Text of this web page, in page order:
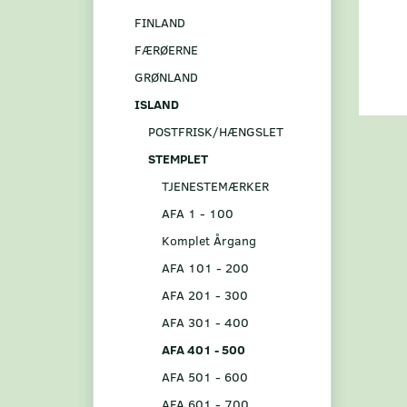
FINLAND
FÆRØERNE
GRØNLAND
ISLAND
POSTFRISK/HÆNGSLET
STEMPLET
TJENESTEMÆRKER
AFA 1 - 100
Komplet Årgang
AFA 101 - 200
AFA 201 - 300
AFA 301 - 400
AFA 401 - 500
AFA 501 - 600